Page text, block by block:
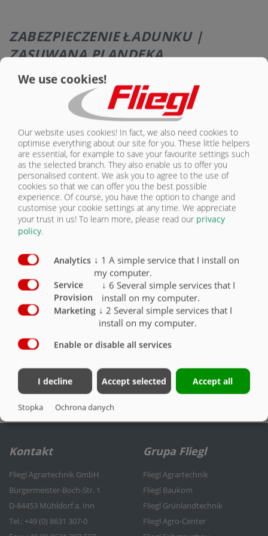
ZABEZPIECZENIE ŁADUNKU |
ZASUWANA PLANDEKA
Do łatwego i szybkiego
przykrycia ładunku –
obsługiwane z ziemi!
Ochrona przed wodą
Wyposażenie – zabezpieczenie ładunku Seryjnie Opcjonalnie
Plandeka zasuwana, obsługiwana z podłoża
Siatka zwijana Speed Cover
Hydrauliczny dach składany TopLift light
Hydrauliczny dach składany TopLift
PLANDEKA ZASUWANA
Kontakt
Fliegl Agrartechnik GmbH
Bürgermeister-Boch-Str. 1
D-84453 Mühldorf a. Inn
Tel.: +49 (0) 8631 307-0
Grupa Fliegl
Fliegl Agrartechnik
Fliegl Baukom
Fliegl Grünlandtechnik
Fliegl Agro-Center
We use cookies!
Our website uses cookies! In fact, we also need cookies to
optimise everything about our site for you. These little helpers
are essential, for example to save your favourite settings such
as the selected branch. They also enable us to offer you
personalised content. We ask you to agree to the use of
cookies so that we can offer you the best possible
experience. Of course, you have the option to change and
customise your cookie settings at any time. We appreciate
your trust in us! To learn more, please read our privacy
policy.
Analytics ↓ 1 A simple service that I install on
my computer.
Service
Provision
↓ 6 Several simple services that I
install on my computer.
Marketing ↓ 2 Several simple services that I
install on my computer.
Enable or disable all services
I decline Accept selected Accept all
Stopka Ochrona danych